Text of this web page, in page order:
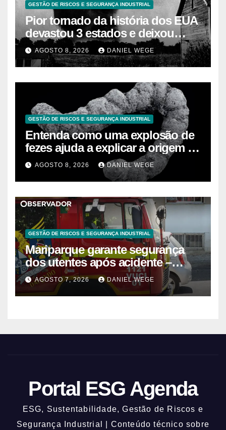
GESTÃO DE RISCOS E SEGURANÇA INDUSTRIAL
Pior tornado da história dos EUA
devastou 3 estados e deixou
centenas de mortos
AGOSTO 8, 2026 DANIEL WEGE
GESTÃO DE RISCOS E SEGURANÇA INDUSTRIAL
Entenda como uma explosão de
fezes ajuda a explicar a origem da
vida moderna
AGOSTO 8, 2026 DANIEL WEGE
GESTÃO DE RISCOS E SEGURANÇA INDUSTRIAL
Mariparque garante segurança
dos utentes após acidente –
Observador
AGOSTO 7, 2026 DANIEL WEGE
Portal ESG Agenda
ESG, Sustentabilidade, Gestão de Riscos e
Segurança Industrial | Conteúdo técnico sobre